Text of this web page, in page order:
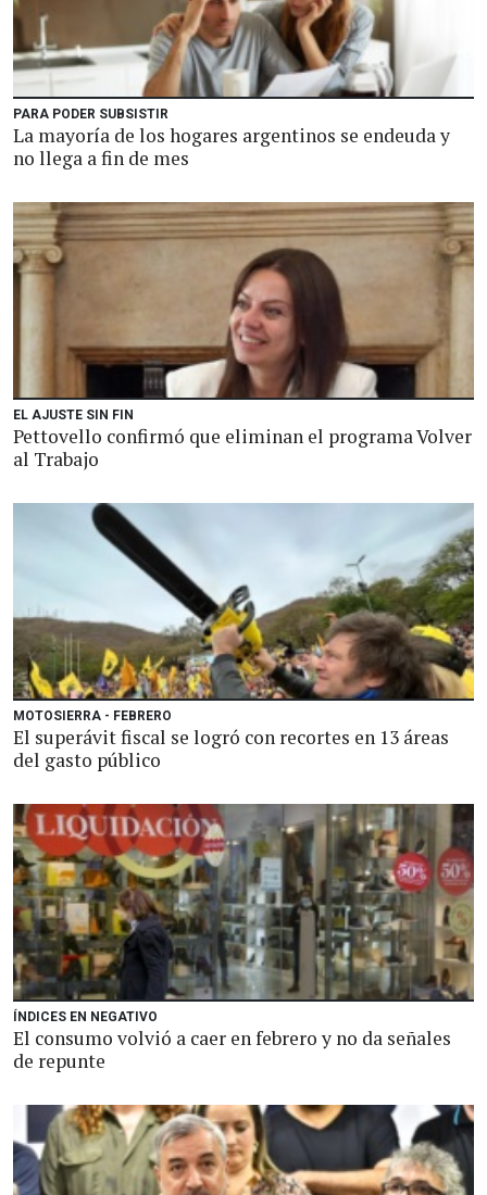
PARA PODER SUBSISTIR
La mayoría de los hogares argentinos se endeuda y
no llega a fin de mes
EL AJUSTE SIN FIN
Pettovello confirmó que eliminan el programa Volver
al Trabajo
MOTOSIERRA - FEBRERO
El superávit fiscal se logró con recortes en 13 áreas
del gasto público
ÍNDICES EN NEGATIVO
El consumo volvió a caer en febrero y no da señales
de repunte